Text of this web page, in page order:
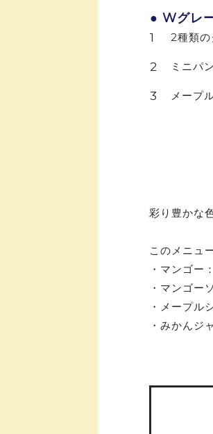
● Wグレ
2種類の
ミニパ
メープ
彩り豊かな
このメニュ
・マンゴー
・マンゴー
・メープル
・みかんジ